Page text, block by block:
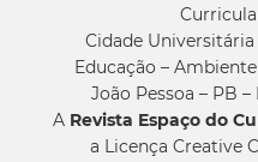
Cidade
Educação –
João Pessoa – PB
A Revista Espaço do
a Licença Creative